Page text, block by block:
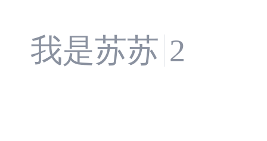
我是苏苏 2 天前